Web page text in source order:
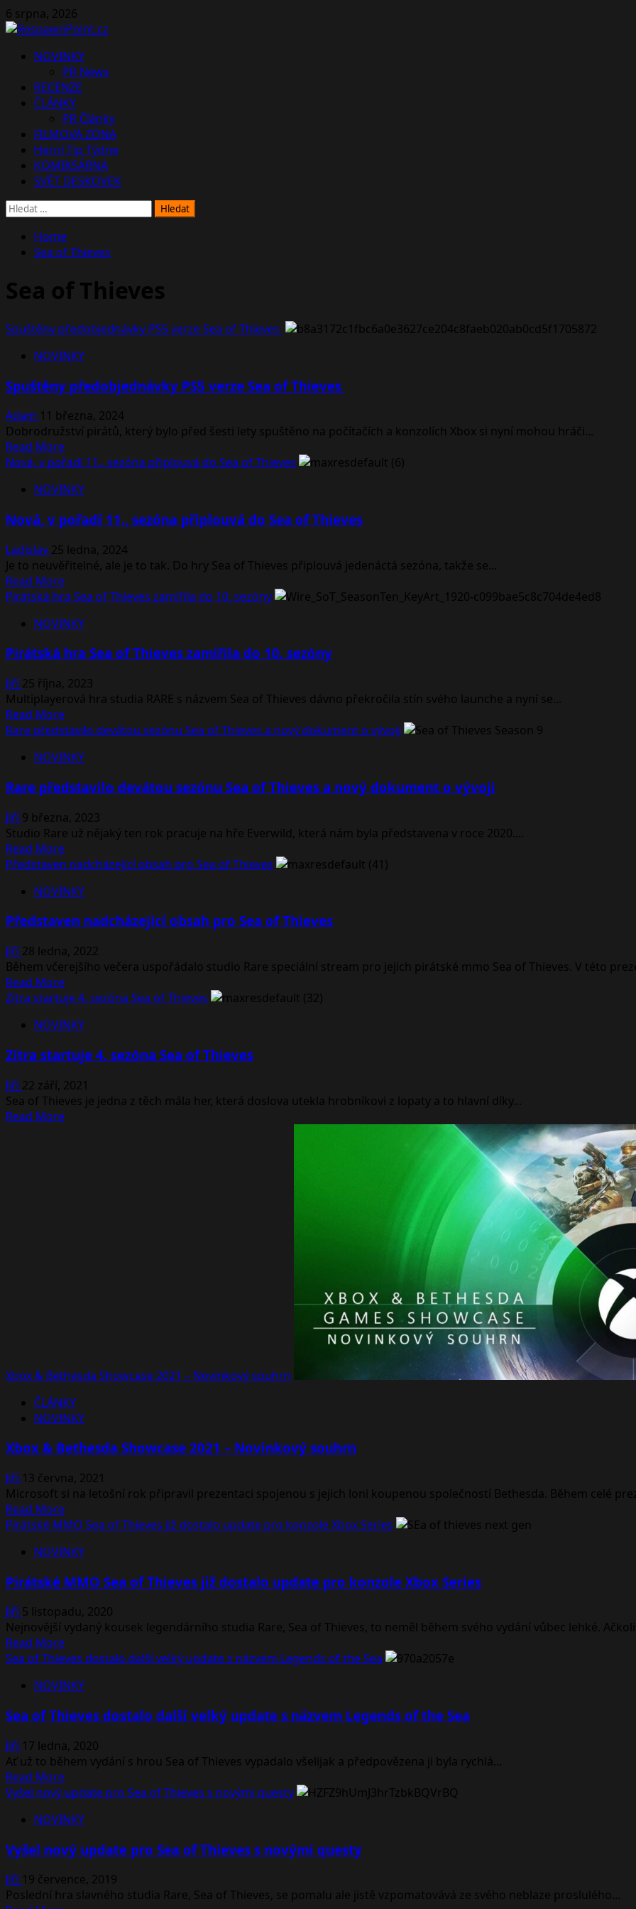
Skip
to
6 srpna, 2026
PrimaryNOVINKY
PR News
RECENZE
ČLÁNKY
PR Články
FILMOVÁ ZÓNA
Herní Tip Týdne
KOMIKSÁRNA
SVĚT DESKOVEK
Vyhledávání
Home
Sea of Thieves
Sea of Thieves
Spuštěny předobjednávky PS5 verze Sea of Thieves
NOVINKY
Spuštěny předobjednávky PS5 verze Sea of Thieves
Adam 11 března, 2024
Dobrodružství pirátů, který bylo před šesti lety spuštěno na počítačích a konzolích Xbox si nyní mohou hráči...
Read MoreRead
more
Spuštěny
PS5
Sea
of
Thieves
Nová, v pořadí 11., sezóna připlouvá do Sea of Thieves
NOVINKY
Nová, v pořadí 11., sezóna připlouvá do Sea of Thieves
Ladislav 25 ledna, 2024
Je to neuvěřitelné, ale je to tak. Do hry Sea of Thieves připlouvá jedenáctá sezóna, takže se...
Read MoreRead
more
Nová,
pořadí
sezóna
připlouvá
do
Sea
of
Thieves
Pirátská hra Sea of Thieves zamířila do 10. sezóny
NOVINKY
Pirátská hra Sea of Thieves zamířila do 10. sezóny
Jiří25 října, 2023
Multiplayerová hra studia RARE s názvem Sea of Thieves dávno překročila stín svého launche a nyní se...
Read MoreRead
more
Pirátská
Sea
Thieves
zamířila
do
10.
sezóny
Rare představilo devátou sezónu Sea of Thieves a nový dokument o vývoji
NOVINKY
Rare představilo devátou sezónu Sea of Thieves a nový dokument o vývoji
Jiří9 března, 2023
Studio Rare už nějaký ten rok pracuje na hře Everwild, která nám byla představena v roce 2020....
Read MoreRead
more
Rare
devátou
Sea
of
Thieves
a
nový
dokument
o
vývoji
Představen nadcházející obsah pro Sea of Thieves
NOVINKY
Představen nadcházející obsah pro Sea of Thieves
Jiří28 ledna, 2022
Během včerejšího večera uspořádalo studio Rare speciální stream pro jejich pirátské mmo Sea of Thieves. V této
Read MoreRead
more
Představen
obsah
Sea
of
Thieves
Zítra startuje 4. sezóna Sea of Thieves
NOVINKY
Zítra startuje 4. sezóna Sea of Thieves
Jiří22 září, 2021
Sea of Thieves je jedna z těch mála her, která doslova utekla hrobníkovi z lopaty a to hlavní díky...
Read MoreRead
Xbox & Bethesda Showcase 2021 – Novinkový souhrn
ČLÁNKY
NOVINKY
Xbox & Bethesda Showcase 2021 – Novinkový souhrn
Jiří 13 června, 2021
Microsoft si na letošní rok připravil prezentaci spojenou s jejich loni koupenou společností Bethesda. Během celé
Read MoreRead
more
Xbox
Bethesda
2021
–
Novinkový
souhrn
Pirátské MMO Sea of Thieves již dostalo update pro konzole Xbox Series
NOVINKY
Pirátské MMO Sea of Thieves již dostalo update pro konzole Xbox Series
Jiří 5 listopadu, 2020
Nejnovější vydaný kousek legendárního studia Rare, Sea of Thieves, to neměl během svého vydání vůbec lehké.
Read MoreRead
more
Pirátské
Sea
Thieves
již
dostalo
update
pro
konzole
Xbox
Series
Sea of Thieves dostalo další velký update s názvem Legends of the Sea
NOVINKY
Sea of Thieves dostalo další velký update s názvem Legends of the Sea
Jiří 17 ledna, 2020
Ať už to během vydání s hrou Sea of Thieves vypadalo všelijak a předpovězena ji byla rychlá...
Read MoreRead
more
Sea
Thieves
další
velký
Vyšel nový update pro Sea of Thieves s novými questy
NOVINKY
Vyšel nový update pro Sea of Thieves s novými questy
Jiří 19 července, 2019
Poslední hra slavného studia Rare, Sea of Thieves, se pomalu ale jistě vzpomatovává ze svého neblaze proslulého...